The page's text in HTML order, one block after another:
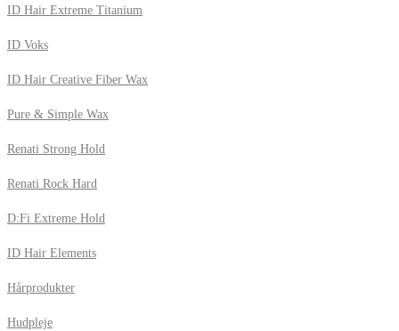
ID Hair Extreme Titanium
ID Voks
ID Hair Creative Fiber Wax
Pure & Simple Wax
Renati Strong Hold
Renati Rock Hard
D:Fi Extreme Hold
ID Hair Elements
Hårprodukter
Hudpleje